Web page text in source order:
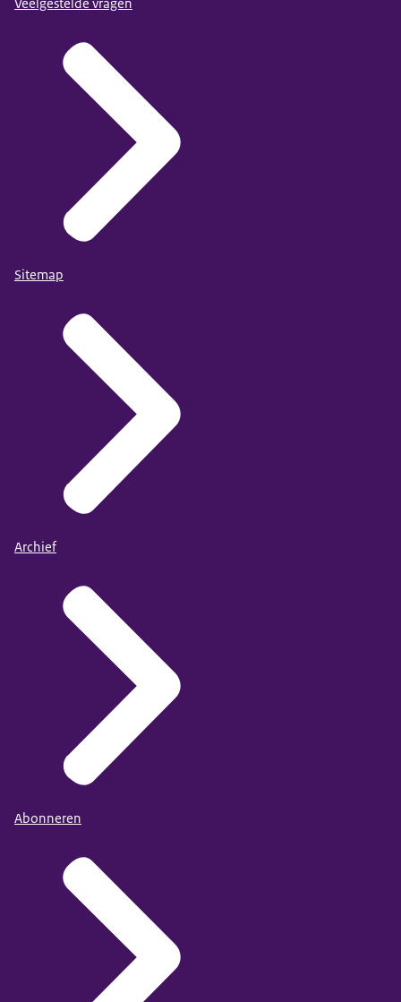
Veelgestelde vragen
Sitemap
Archief
Abonneren